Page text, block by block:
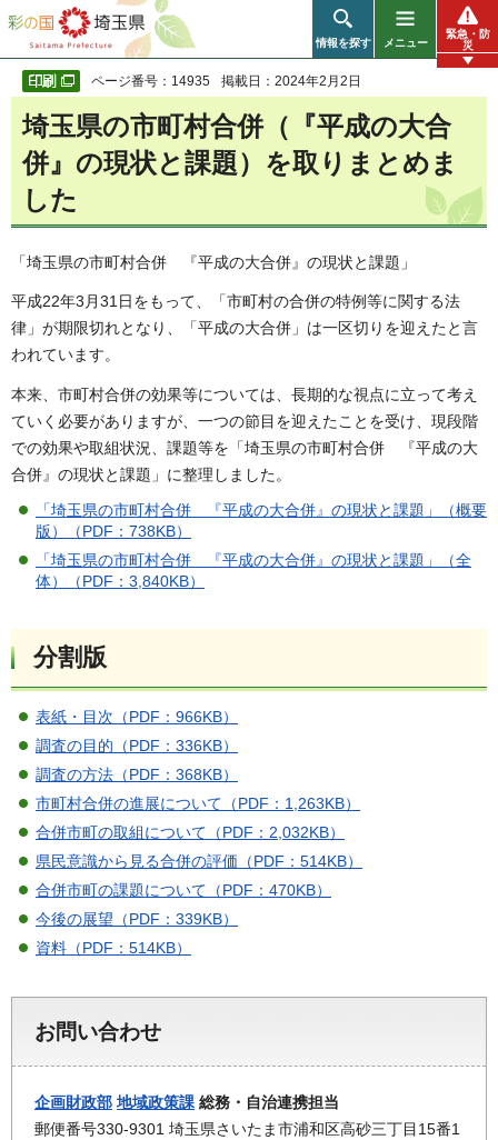
彩の国 埼玉県
情報を探す メニュー
緊急・防
災
ページ番号：14935 掲載日：2024年2月2日
埼玉県の市町村合併（『平成の大合
併』の現状と課題）を取りまとめま
した
「埼玉県の市町村合併 『平成の大合併』の現状と課題」
平成22年3月31日をもって、「市町村の合併の特例等に関する法
律」が期限切れとなり、「平成の大合併」は一区切りを迎えたと言
われています。
本来、市町村合併の効果等については、長期的な視点に立って考え
ていく必要がありますが、一つの節目を迎えたことを受け、現段階
での効果や取組状況、課題等を「埼玉県の市町村合併 『平成の大
合併』の現状と課題」に整理しました。
「埼玉県の市町村合併 『平成の大合併』の現状と課題」（概要
版）（PDF：738KB）
「埼玉県の市町村合併 『平成の大合併』の現状と課題」（全
体）（PDF：3,840KB）
分割版
表紙・目次（PDF：966KB）
調査の目的（PDF：336KB）
調査の方法（PDF：368KB）
市町村合併の進展について（PDF：1,263KB）
合併市町の取組について（PDF：2,032KB）
県民意識から見る合併の評価（PDF：514KB）
合併市町の課題について（PDF：470KB）
今後の展望（PDF：339KB）
資料（PDF：514KB）
お問い合わせ
企画財政部 地域政策課 総務・自治連携担当
郵便番号330-9301 埼玉県さいたま市浦和区高砂三丁目15番1